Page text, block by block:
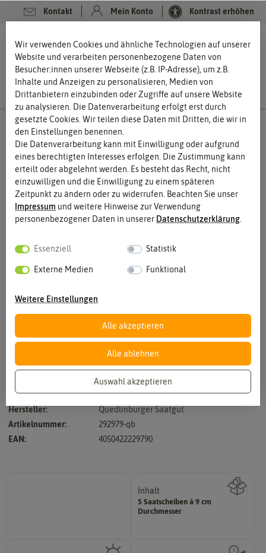
Kontakt Mein Konto Kontrast erhöhen
einjährig, sehr aromatischer Duft, große Blätter
Hersteller:
Quedlinburger Saatgut
Artikelnummer:
292979-qb
EAN:
4050422229790
Inhalt
5 Saatscheiben á 9 cm
Durchmesser
Wie viel ist enthalten
Wir verwenden Cookies und ähnliche Technologien auf unserer
Website und verarbeiten personenbezogene Daten von
Besucher:innen unserer Webseite (z.B. IP-Adresse), um z.B.
Inhalte und Anzeigen zu personalisieren, Medien von
Drittanbietern einzubinden oder Zugriffe auf unsere Website
zu analysieren. Die Datenverarbeitung erfolgt erst durch
gesetzte Cookies. Wir teilen diese Daten mit Dritten, die wir in
den Einstellungen benennen.
Die Datenverarbeitung kann mit Einwilligung oder aufgrund
eines berechtigten Interesses erfolgen. Die Zustimmung kann
erteilt oder abgelehnt werden. Es besteht das Recht, nicht
einzuwilligen und die Einwilligung zu einem späteren
Zeitpunkt zu ändern oder zu widerrufen. Beachten Sie unser
Impressum und weitere Hinweise zur Verwendung
personenbezogener Daten in unserer Daten­schutz­erklärung
Essenziell Statistik
Externe Medien Funktional
Weitere Einstellungen
Alle akzeptieren
Alle ablehnen
Auswahl akzeptieren